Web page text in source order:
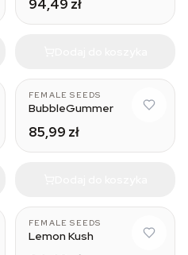
94,49 zł
FEMALE SEEDS
BubbleGummer
85,99 zł
FEMALE SEEDS
Lemon Kush